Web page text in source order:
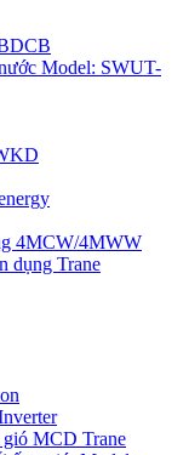
Model: SWUT-
4MCW/4MWW
dụng Trane
gió MCD Trane